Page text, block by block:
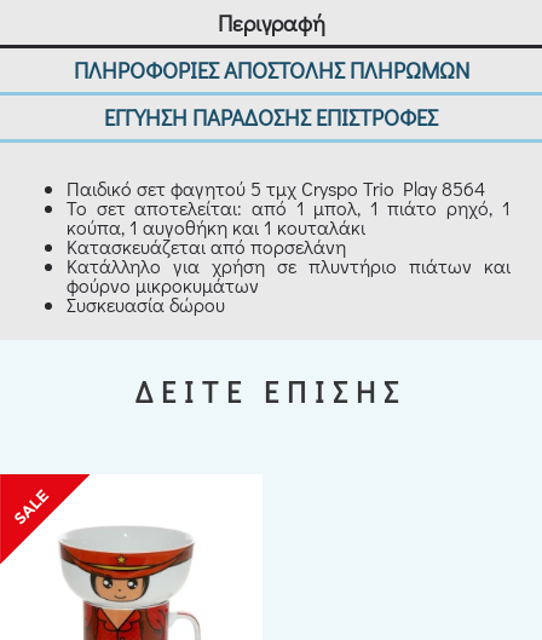
Περιγραφή
ΠΛΗΡΟΦΟΡΙΕΣ ΑΠΟΣΤΟΛΗΣ ΠΛΗΡΩΜΩΝ
ΕΓΓΥΗΣΗ ΠΑΡΑΔΟΣΗΣ ΕΠΙΣΤΡΟΦΕΣ
Παιδικό σετ φαγητού 5 τμχ Cryspo Trio Play 8564
Το σετ αποτελείται: από 1 μπολ, 1 πιάτο ρηχό, 1
κούπα, 1 αυγοθήκη και 1 κουταλάκι
Κατασκευάζεται από πορσελάνη
Κατάλληλο για χρήση σε πλυντήριο πιάτων και
φούρνο μικροκυμάτων
Συσκευασία δώρου
ΔΕΙΤΕ ΕΠΙΣΗΣ